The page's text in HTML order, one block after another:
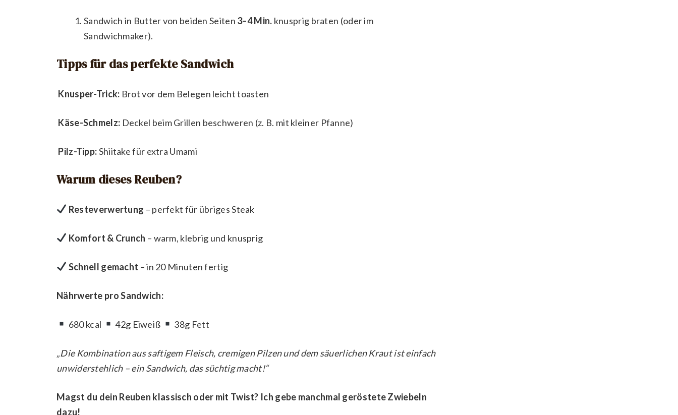
Sandwich in Butter von beiden Seiten 3–4 Min. knusprig braten (oder im
Sandwichmaker).
Tipps für das perfekte Sandwich
Knusper-Trick: Brot vor dem Belegen leicht toasten
Käse-Schmelz: Deckel beim Grillen beschweren (z. B. mit kleiner Pfanne)
Pilz-Tipp:Shiitake für extra Umami
Warum dieses Reuben?
Resteverwertung – perfekt für übriges Steak
Komfort & Crunch – warm, klebrig und knusprig
Schnell gemacht – in 20 Minuten fertig
Nährwerte pro Sandwich:
680 kcal 42g Eiweiß 38g Fett
„Die Kombination aus saftigem Fleisch, cremigen Pilzen und dem säuerlichen Kraut ist einfach
unwiderstehlich – ein Sandwich, das süchtig macht!“
Magst du dein Reuben klassisch oder mit Twist? Ich gebe manchmal geröstete Zwiebeln
dazu!